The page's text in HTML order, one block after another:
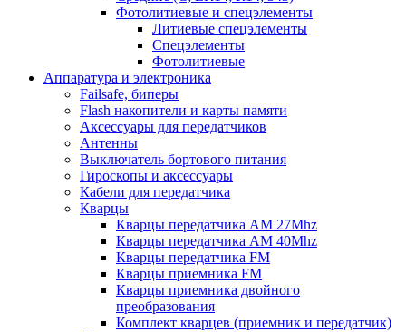
Фотолитиевые и спецэлементы
Литиевые спецэлементы
Спецэлементы
Фотолитиевые
Аппаратура и электроника
Failsafe, биперы
Flash накопители и карты памяти
Аксессуары для передатчиков
Антенны
Выключатель бортового питания
Гироскопы и аксессуары
Кабели для передатчика
Кварцы
Кварцы передатчика AM 27Mhz
Кварцы передатчика AM 40Mhz
Кварцы передатчика FM
Кварцы приемника FM
Кварцы приемника двойного
преобразования
Комплект кварцев (приемник и передатчик)